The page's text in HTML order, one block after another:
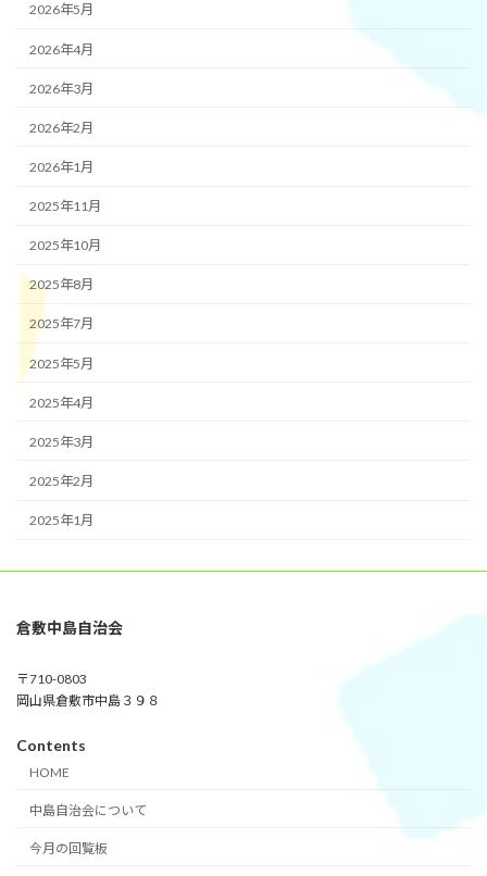
2026年5月
2026年4月
2026年3月
2026年2月
2026年1月
2025年11月
2025年10月
2025年8月
2025年7月
2025年5月
2025年4月
2025年3月
2025年2月
2025年1月
倉敷中島自治会
〒710-0803
岡山県倉敷市中島３９８
Contents
HOME
中島自治会について
今月の回覧板